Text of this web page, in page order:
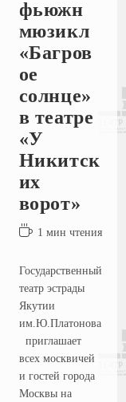
фьюжн
мюзикл
«Багров
ое
солнце»
в театре
«У
Никитск
их
ворот»
1 мин чтения
Государственный
театр эстрады
Якутии
им.Ю.Платонова
приглашает
всех москвичей
и гостей города
Москвы на